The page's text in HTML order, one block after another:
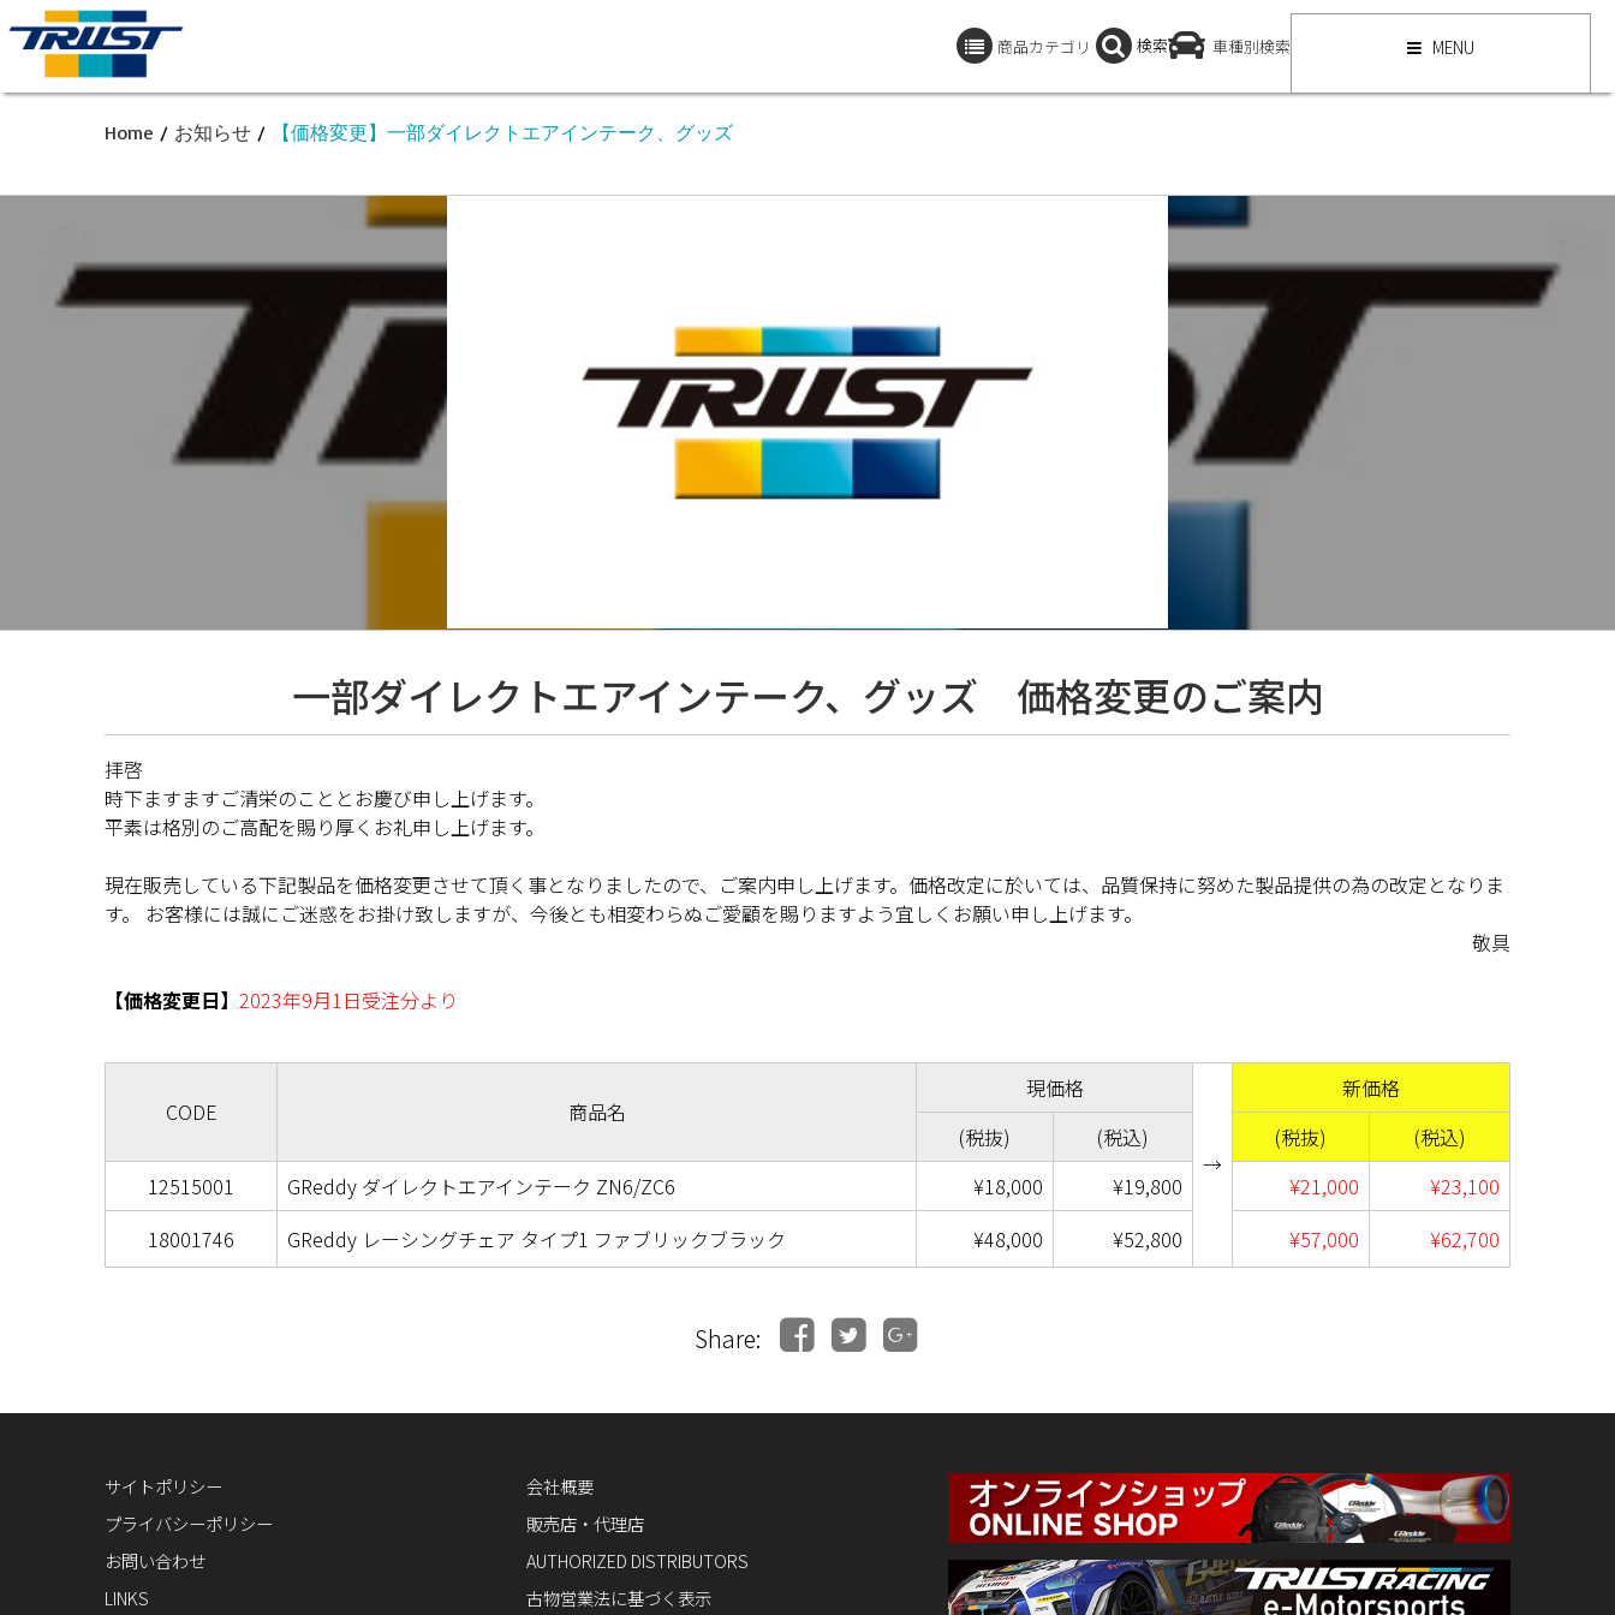
商品カテゴリ 検索 車種別検索 MENU
Home / お知らせ / 【価格変更】一部ダイレクトエアインテーク、グッズ
一部ダイレクトエアインテーク、グッズ 価格変更のご案内
拝啓
時下ますますご清栄のこととお慶び申し上げます。
平素は格別のご高配を賜り厚くお礼申し上げます。
現在販売している下記製品を価格変更させて頂く事となりましたので、ご案内申し上げます。価格改定に於いては、品質保持に努めた製品提供の為の改定となりま
す。 お客様には誠にご迷惑をお掛け致しますが、今後とも相変わらぬご愛顧を賜りますよう宜しくお願い申し上げます。
敬具
【価格変更日】 2023年9月1日受注分より
CODE 商品名
現価格
→
新価格
(税抜)
(税込) (税抜)
(税込)
12515001
GReddy ダイレクトエアインテーク ZN6/ZC6 ¥18,000 ¥19,800 ¥21,000
¥23,100
18001746
GReddy レーシングチェア タイプ1 ファブリックブラック ¥48,000 ¥52,800 ¥57,000 ¥62,700
Share:
会社概要
販売店・代理店
AUTHORIZED DISTRIBUTORS
古物営業法に基づく表示
サイトポリシー
プライバシーポリシー
お問い合わせ
LINKS